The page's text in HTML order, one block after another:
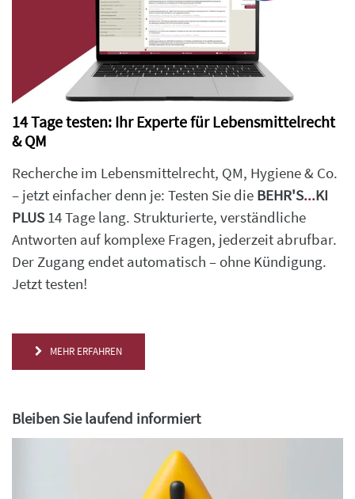
14 Tage testen: Ihr Experte für Lebensmittelrecht
& QM
Recherche im Lebensmittelrecht, QM, Hygiene & Co.
– jetzt einfacher denn je: Testen Sie die BEHR'S...KI
PLUS14 Tage lang. Strukturierte, verständliche
Antworten auf komplexe Fragen, jederzeit abrufbar.
Der Zugang endet automatisch – ohne Kündigung.
Jetzt testen!
MEHR ERFAHREN
Bleiben Sie laufend informiert